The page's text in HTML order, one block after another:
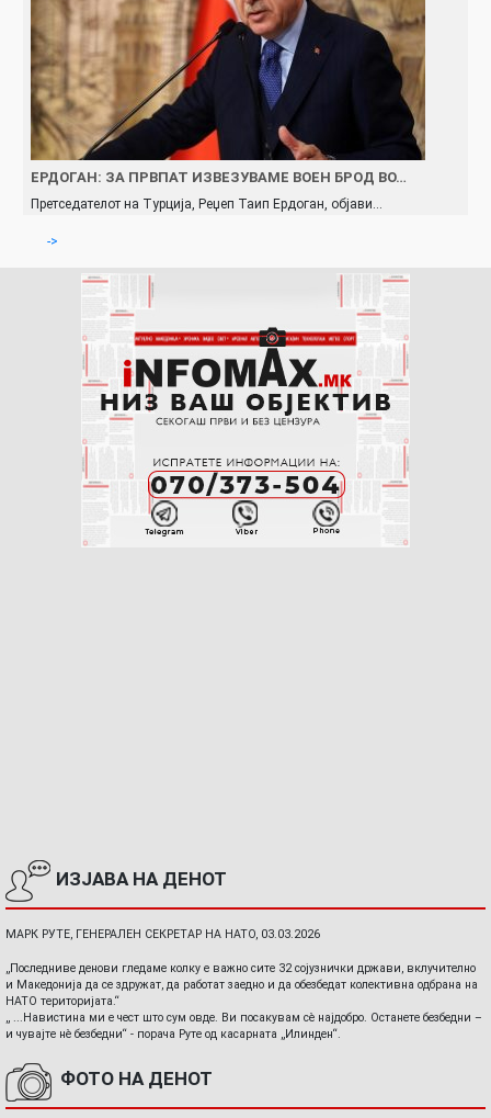
ЕРДОГАН: ЗА ПРВПАТ ИЗВЕЗУВАМЕ ВОЕН БРОД ВО…
Претседателот на Турција, Реџеп Таип Ердоган, објави…
->
ИЗЈАВА НА ДЕНОТ
МАРК РУТЕ, ГЕНЕРАЛЕН СЕКРЕТАР НА НАТО, 03.03.2026
„Последниве денови гледаме колку е важно сите 32 сојузнички држави, вклучително
и Македонија да се здружат, да работат заедно и да обезбедат колективна одбрана на
НАТО територијата.“
„ ...Навистина ми е чест што сум овде. Ви посакувам сè најдобро. Останете безбедни –
и чувајте нè безбедни“ - порача Руте од касарната „Илинден“.
ФОТО НА ДЕНОТ